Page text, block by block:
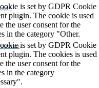
is set by GDPR Cookie
plugin. The cookie is used
the user consent for the
in the category "Other.
is set by GDPR Cookie
plugin. The cookies is used
the user consent for the
in the category